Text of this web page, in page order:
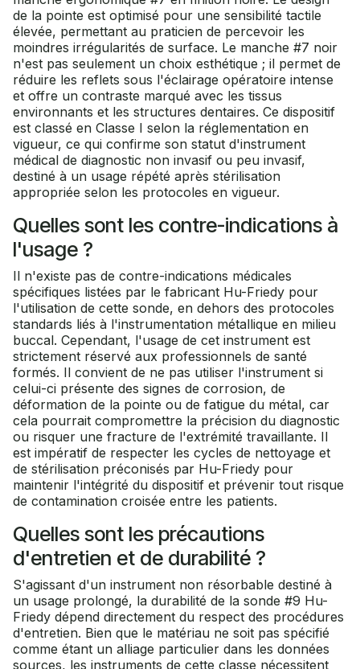
de la pointe est optimisé pour une sensibilité tactile
élevée, permettant au praticien de percevoir les
moindres irrégularités de surface. Le manche #7 noir
n'est pas seulement un choix esthétique ; il permet de
réduire les reflets sous l'éclairage opératoire intense
et offre un contraste marqué avec les tissus
environnants et les structures dentaires. Ce dispositif
est classé en Classe I selon la réglementation en
vigueur, ce qui confirme son statut d'instrument
médical de diagnostic non invasif ou peu invasif,
destiné à un usage répété après stérilisation
appropriée selon les protocoles en vigueur.
Quelles sont les contre-indications à
l'usage ?
Il n'existe pas de contre-indications médicales
spécifiques listées par le fabricant Hu-Friedy pour
l'utilisation de cette sonde, en dehors des protocoles
standards liés à l'instrumentation métallique en milieu
buccal. Cependant, l'usage de cet instrument est
strictement réservé aux professionnels de santé
formés. Il convient de ne pas utiliser l'instrument si
celui-ci présente des signes de corrosion, de
déformation de la pointe ou de fatigue du métal, car
cela pourrait compromettre la précision du diagnostic
ou risquer une fracture de l'extrémité travaillante. Il
est impératif de respecter les cycles de nettoyage et
de stérilisation préconisés par Hu-Friedy pour
maintenir l'intégrité du dispositif et prévenir tout risque
de contamination croisée entre les patients.
Quelles sont les précautions
d'entretien et de durabilité ?
S'agissant d'un instrument non résorbable destiné à
un usage prolongé, la durabilité de la sonde #9 Hu-
Friedy dépend directement du respect des procédures
d'entretien. Bien que le matériau ne soit pas spécifié
comme étant un alliage particulier dans les données
sources, les instruments de cette classe nécessitent